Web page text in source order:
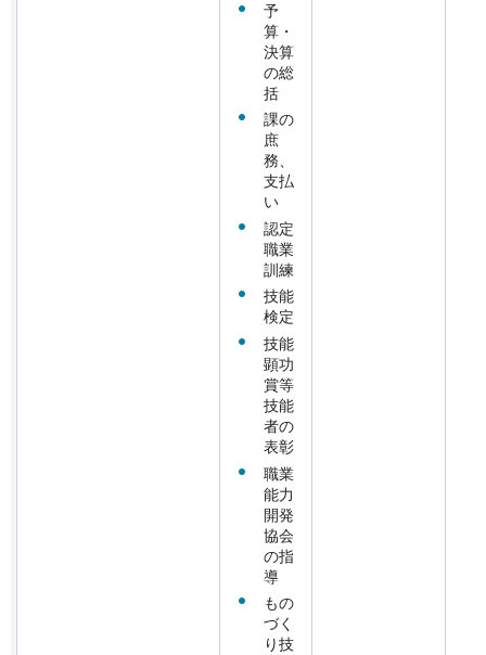
予
算・
決算
の総
括
課の
庶
務、
支払
い
認定
職業
訓練
技能
検定
技能
顕功
賞等
技能
者の
表彰
職業
能力
開発
協会
の指
導
もの
づく
り技